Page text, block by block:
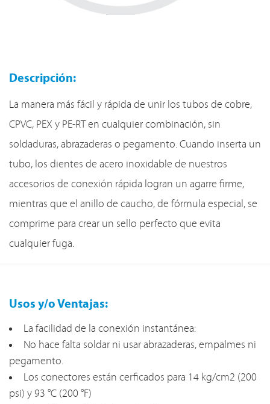
Descripción:
La manera más fácil y rápida de unir los tubos de cobre,
CPVC, PEX y PE-RT en cualquier combinación, sin
soldaduras, abrazaderas o pegamento. Cuando inserta un
tubo, los dientes de acero inoxidable de nuestros
accesorios de conexión rápida logran un agarre firme,
mientras que el anillo de caucho, de fórmula especial, se
comprime para crear un sello perfecto que evita
cualquier fuga.
Usos y/o Ventajas:
La facilidad de la conexión instantánea:
No hace falta soldar ni usar abrazaderas, empalmes ni
pegamento.
Los conectores están cerficados para 14 kg/cm2 (200
psi) y 93 °C (200 °F)